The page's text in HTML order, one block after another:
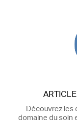
Découvrez les
domaine du soin